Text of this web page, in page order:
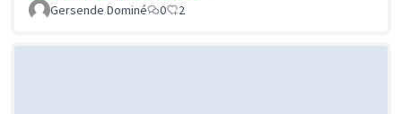
Gersende Dominé 0 2